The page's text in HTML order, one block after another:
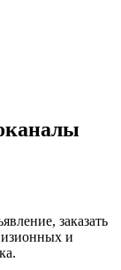
заказать
и